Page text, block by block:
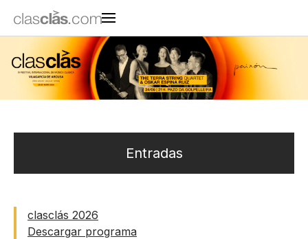
Entradas
clasclás 2026
Descargar programa